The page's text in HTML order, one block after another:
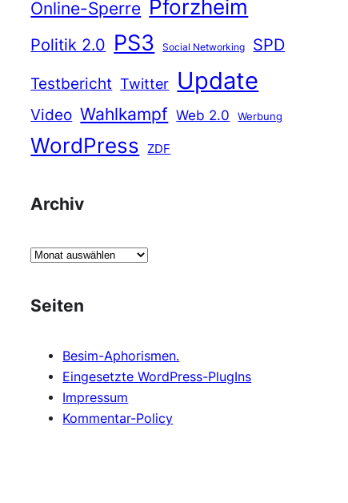
Online-Sperre Pforzheim
Politik 2.0 PS3 Social Networking
SPD
Testbericht Twitter Update
Video Wahlkampf Web 2.0 Werbung
WordPress ZDF
Archiv
A
h
Seiten
Besim-Aphorismen.
Eingesetzte WordPress-PlugIns
Impressum
Kommentar-Policy